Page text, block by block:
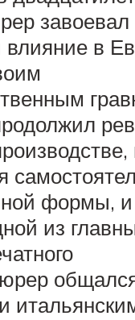
в
формы,
из